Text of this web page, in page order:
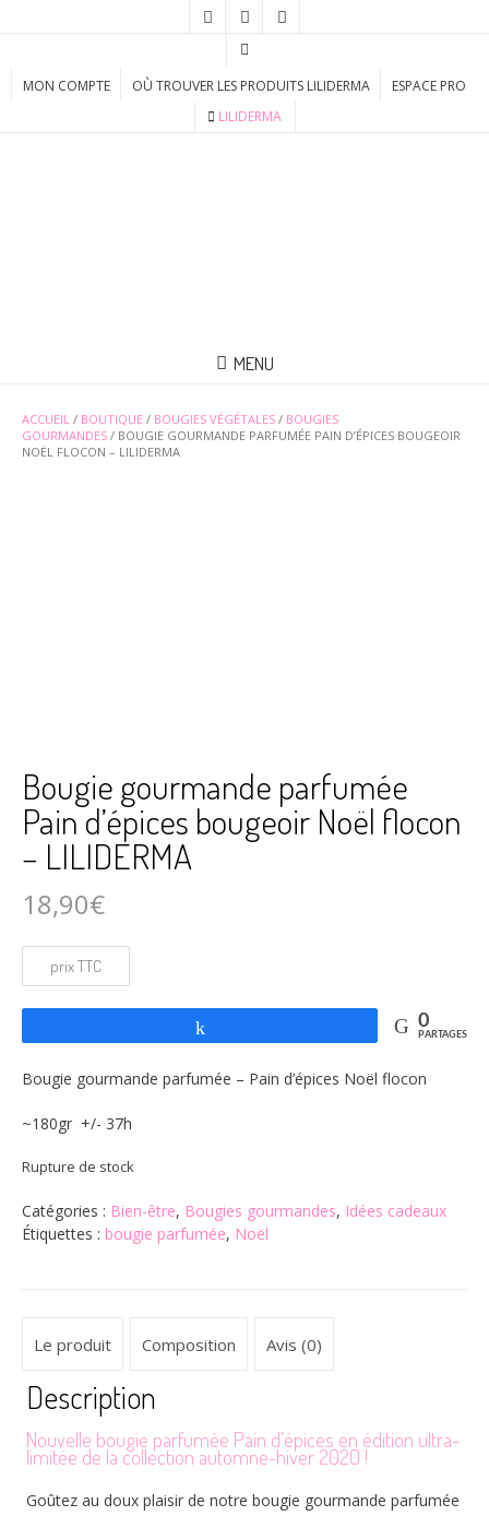
MON COMPTE OÙ TROUVER LES PRODUITS LILIDERMA
ESPACE PRO
LILIDERMA
MENU
ACCUEIL / BOUTIQUE / BOUGIES VÉGÉTALES / BOUGIES
GOURMANDES / BOUGIE GOURMANDE PARFUMÉE PAIN D’ÉPICES BOUGEOIR
NOËL FLOCON – LILIDERMA
Bougie gourmande parfumée
Pain d’épices bougeoir Noël flocon
– LILIDERMA
18,90€
0
PARTAGES
Bougie gourmande parfumée – Pain d’épices Noël flocon
~180gr +/- 37h
Rupture de stock
Catégories : Bien-être, Bougies gourmandes, Idées cadeaux
Étiquettes : bougie parfumée, Noël
Le produit Composition Avis (0)
Description
Nouvelle bougie parfumée Pain d’épices en édition ultra-
limitée de la collection automne-hiver 2020 !
Goûtez au doux plaisir de notre bougie gourmande parfumée